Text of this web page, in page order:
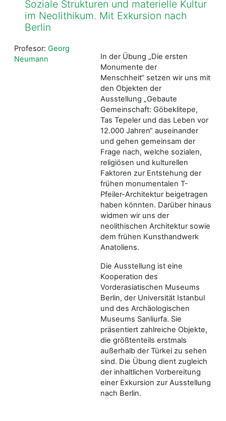
Soziale Strukturen und materielle Kultur
im Neolithikum. Mit Exkursion nach
Berlin
In der Übung „Die ersten
Monumente der
Menschheit“ setzen wir uns mit
den Objekten der
Ausstellung „Gebaute
Gemeinschaft: Göbeklitepe,
Tas Tepeler und das Leben vor
12.000 Jahren“ auseinander
und gehen gemeinsam der
Frage nach, welche sozialen,
religiösen und kulturellen
Faktoren zur Entstehung der
frühen monumentalen T-
Pfeiler-Architektur beigetragen
haben könnten. Darüber hinaus
widmen wir uns der
neolithischen Architektur sowie
dem frühen Kunsthandwerk
Anatoliens.
Die Ausstellung ist eine
Kooperation des
Vorderasiatischen Museums
Berlin, der Universität Istanbul
und des Archäologischen
Museums Sanliurfa. Sie
präsentiert zahlreiche Objekte,
die größtenteils erstmals
außerhalb der Türkei zu sehen
sind. Die Übung dient zugleich
der inhaltlichen Vorbereitung
einer Exkursion zur Ausstellung
nach Berlin.
Profesor: Georg
Neumann